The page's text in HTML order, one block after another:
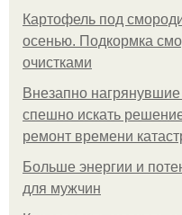
Картофель под
осенью. Подкормка
очистками
Внезапно
спешно искать
ремонт времени
Больше энергии и
для мужчин